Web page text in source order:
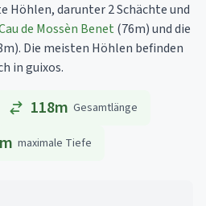
darunter 2 Schächte und
de Mossèn Benet (76m)und die
Die meisten Höhlen befinden
in guixos.
118m Gesamtlänge
maximale Tiefe